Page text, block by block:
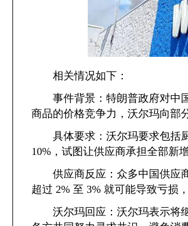
相关情况如下：
事件背景：特朗普政府对中国
商品的价格竞争力，沃尔玛向部
具体要求：沃尔玛要求包括厨
10%，试图让供应商承担全部新
供应商反应：众多中国供应商
超过 2% 至 3% 就可能导致亏损
沃尔玛回应：沃尔玛表示将继